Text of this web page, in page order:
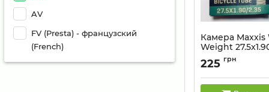
AV
FV (Presta) - французский
(French)
Камера Maxxis
Weight
Артикул: 51750784
225 грн